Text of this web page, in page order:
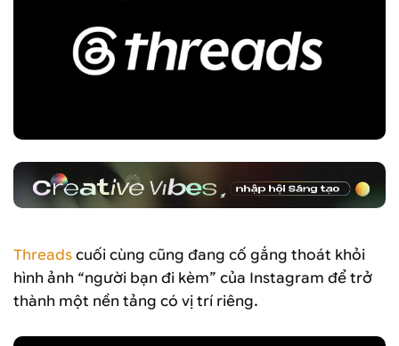
Threads cuối cùng cũng đang cố gắng thoát khỏi
hình ảnh “người bạn đi kèm” của Instagram để trở
thành một nền tảng có vị trí riêng.